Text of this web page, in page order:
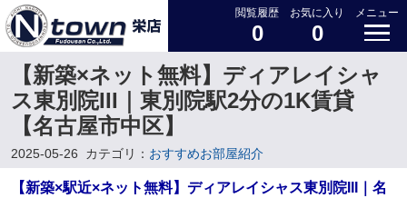
閲覧履歴
0
お気に入り
0
メニュー
【新築×ネット無料】ディアレイシャ
ス東別院III｜東別院駅2分の1K賃貸
【名古屋市中区】
2025-05-26 カテゴリ： おすすめお部屋紹介
【新築×駅近×ネット無料】ディアレイシャス東別院III｜名